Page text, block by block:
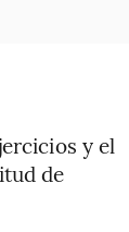
y el
de